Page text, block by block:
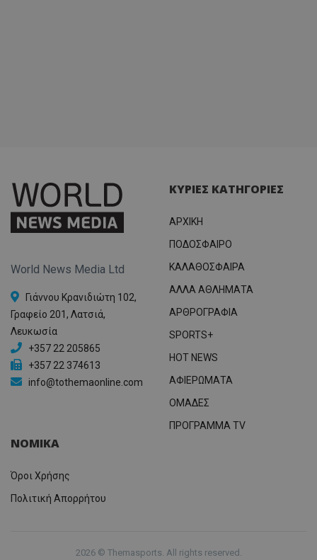
World News Media Ltd
Γιάννου Κρανιδιώτη 102,
Γραφείο 201, Λατσιά,
Λευκωσία
+357 22 205865
+357 22 374613
info@tothemaonline.com
ΚΥΡΙΕΣ ΚΑΤΗΓΟΡΙΕΣ
ΑΡΧΙΚΗ
ΠΟΔΟΣΦΑΙΡΟ
ΚΑΛΑΘΟΣΦΑΙΡΑ
ΑΛΛΑ ΑΘΛΗΜΑΤΑ
ΑΡΘΡΟΓΡΑΦΙΑ
SPORTS+
HOT NEWS
ΑΦΙΕΡΩΜΑΤΑ
ΟΜΑΔΕΣ
ΠΡΟΓΡΑΜΜΑ TV
ΝΟΜΙΚΑ
Όροι Χρήσης
Πολιτική Απορρήτου
2026 © Themasports. All rights reserved.